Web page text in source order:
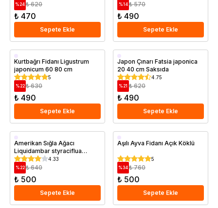
% 24 ₺ 620
₺ 470
Sepete Ekle
%14 ₺ 570
₺ 490
Sepete Ekle
Saksıda
Kurtbağrı Fidanı Ligustrum
japonicum 60 80 cm
5
% 22 ₺ 630
₺ 490
Sepete Ekle
Saksıda
Japon Çınarı Fatsia japonica
20 40 cm Saksıda
4.75
% 21 ₺ 620
₺ 490
Sepete Ekle
Saksıda
Amerikan Sığla Ağacı
Liquidambar styraciflua
Slender Silhouette 20 40 cm
Saksıda
4.33
% 22 ₺ 640
₺ 500
Sepete Ekle
Aşılı
Aşılı Ayva Fidanı Açık Köklü
5
%34 ₺ 760
₺ 500
Sepete Ekle